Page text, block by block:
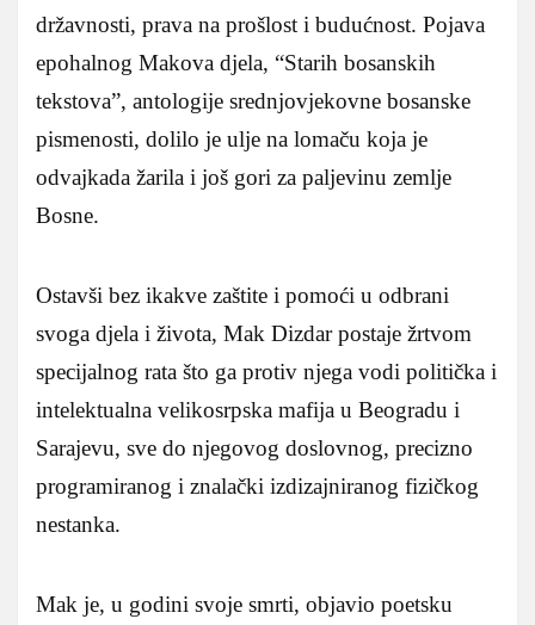
državnosti, prava na prošlost i budućnost. Pojava
epohalnog Makova djela, “Starih bosanskih
tekstova”, antologije srednjovjekovne bosanske
pismenosti, dolilo je ulje na lomaču koja je
odvajkada žarila i još gori za paljevinu zemlje
Bosne.
Ostavši bez ikakve zaštite i pomoći u odbrani
svoga djela i života, Mak Dizdar postaje žrtvom
specijalnog rata što ga protiv njega vodi politička i
intelektualna velikosrpska mafija u Beogradu i
Sarajevu, sve do njegovog doslovnog, precizno
programiranog i znalački izdizajniranog fizičkog
nestanka.
Mak je, u godini svoje smrti, objavio poetsku